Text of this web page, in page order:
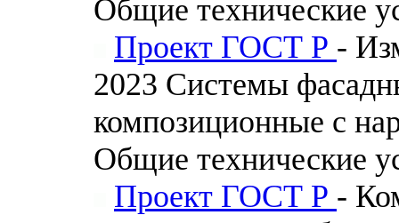
Общие технические
Проект ГОСТ Р -
2023 Системы
композиционные с
Общие технические
Проект ГОСТ Р -